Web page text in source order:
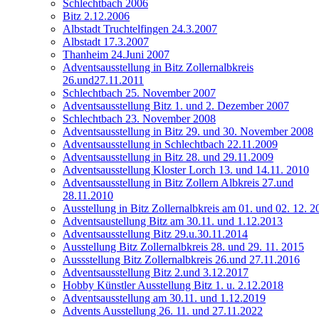
Schlechtbach 2006
Bitz 2.12.2006
Albstadt Truchtelfingen 24.3.2007
Albstadt 17.3.2007
Thanheim 24.Juni 2007
Adventsausstellung in Bitz Zollernalbkreis
26.und27.11.2011
Schlechtbach 25. November 2007
Adventsausstellung Bitz 1. und 2. Dezember 2007
Schlechtbach 23. November 2008
Adventsausstellung in Bitz 29. und 30. November 2008
Adventsausstellung in Schlechtbach 22.11.2009
Adventsausstellung in Bitz 28. und 29.11.2009
Adventsausstellung Kloster Lorch 13. und 14.11. 2010
Adventsausstellung in Bitz Zollern Albkreis 27.und
28.11.2010
Ausstellung in Bitz Zollernalbkreis am 01. und 02. 12.
Adventsaustellung Bitz am 30.11. und 1.12.2013
Adventsausstellung Bitz 29.u.30.11.2014
Ausstellung Bitz Zollernalbkreis 28. und 29. 11. 2015
Aussstellung Bitz Zollernalbkreis 26.und 27.11.2016
Adventsausstellung Bitz 2.und 3.12.2017
Hobby Künstler Ausstellung Bitz 1. u. 2.12.2018
Adventsausstellung am 30.11. und 1.12.2019
Advents Ausstellung 26. 11. und 27.11.2022